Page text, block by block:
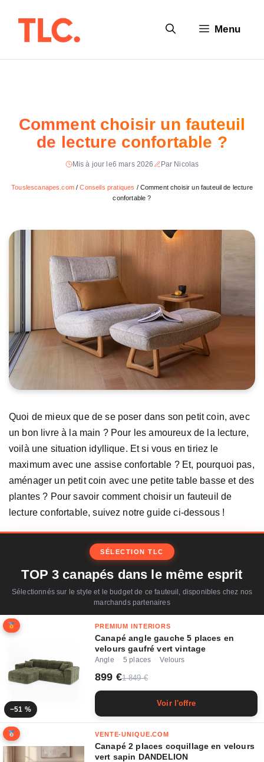
Menu
Comment choisir un fauteuil
de lecture confortable ?
Mis à jour le6 mars 2026 Par Nicolas
Touslescanapes.com/Conseils pratiques / Comment choisir un fauteuil de lecture
confortable ?
Quoi de mieux que de se poser dans son petit coin, avec
un bon livre à la main ? Pour les amoureux de la lecture,
voilà une situation idyllique. Et si vous en tiriez le
maximum avec une assise confortable ? Et, pourquoi pas,
aménager un petit coin avec une petite table basse et des
plantes ? Pour savoir comment choisir un fauteuil de
lecture confortable, suivez notre guide ci-dessous !
SÉLECTION TLC
TOP 3 canapés dans le même esprit
Sélectionnés sur le style et le budget de ce fauteuil, disponibles chez nos
marchands partenaires
−51 %
PREMIUM INTERIORS
Canapé angle gauche 5 places en
velours gaufré vert vintage
Angle · 5 places · Velours
899 €1 849 €
Voir l'offre
VENTE-UNIQUE.COM
Canapé 2 places coquillage en velours
vert sapin DANDELION